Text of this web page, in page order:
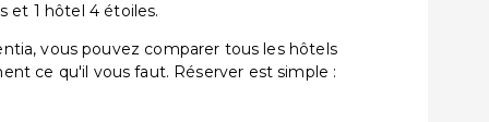
et 1 hôtel 4 étoiles.
vous pouvez comparer tous les hôtels
ce qu'il vous faut. Réserver est simple :